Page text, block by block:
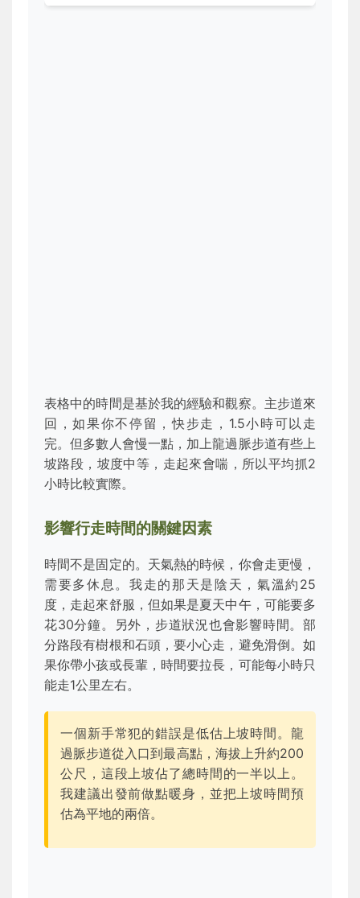
表格中的時間是基於我的經驗和觀察。主步道來
回，如果你不停留，快步走，1.5小時可以走
完。但多數人會慢一點，加上龍過脈步道有些上
坡路段，坡度中等，走起來會喘，所以平均抓2
小時比較實際。
影響行走時間的關鍵因素
時間不是固定的。天氣熱的時候，你會走更慢，
需要多休息。我走的那天是陰天，氣溫約25
度，走起來舒服，但如果是夏天中午，可能要多
花30分鐘。另外，步道狀況也會影響時間。部
分路段有樹根和石頭，要小心走，避免滑倒。如
果你帶小孩或長輩，時間要拉長，可能每小時只
能走1公里左右。
一個新手常犯的錯誤是低估上坡時間。龍
過脈步道從入口到最高點，海拔上升約200
公尺，這段上坡佔了總時間的一半以上。
我建議出發前做點暖身，並把上坡時間預
估為平地的兩倍。